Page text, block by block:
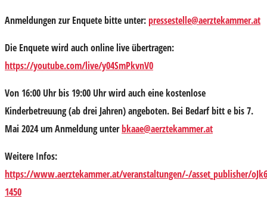
Anmeldungenzur Enquete bitte unter:pressestelle@aerztekammer.at
Die Enquete wird auchonline live übertragen:
https://youtube.com/live/y04SmPkvnV0
Von 16:00 Uhr bis 19:00 Uhr wird auch eine kostenlose
Kinderbetreuung(ab drei Jahren) angeboten. Bei Bedarf bitt e bis 7.
Mai 2024 um Anmeldung unterbkaae@aerztekammer.at
Weitere Infos:
https://www.aerztekammer.at/veranstaltungen/-/asset_publisher/
1450